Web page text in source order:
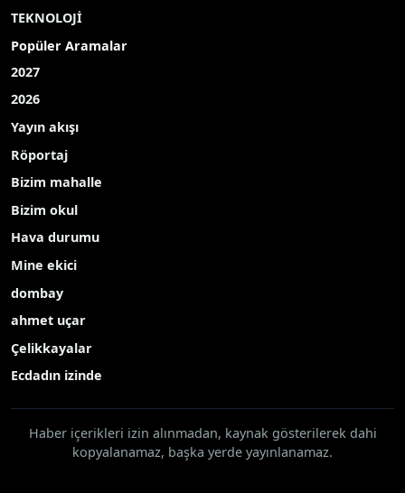
TEKNOLOJİ
Popüler Aramalar
2027
2026
Yayın akışı
Röportaj
Bizim mahalle
Bizim okul
Hava durumu
Mine ekici
dombay
ahmet uçar
Çelikkayalar
Ecdadın izinde
Haber içerikleri izin alınmadan, kaynak gösterilerek dahi
kopyalanamaz, başka yerde yayınlanamaz.